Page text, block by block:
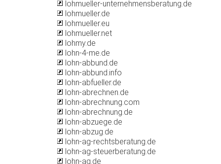
lohmueller-unternehmensberatung.de
lohmueller.de
lohmueller.eu
lohmueller.net
lohmy.de
lohn-4-me.de
lohn-abbund.de
lohn-abbund.info
lohn-abfueller.de
lohn-abrechnen.de
lohn-abrechnung.com
lohn-abrechnung.de
lohn-abzuege.de
lohn-abzug.de
lohn-ag-rechtsberatung.de
lohn-ag-steuerberatung.de
lohn-ag.de